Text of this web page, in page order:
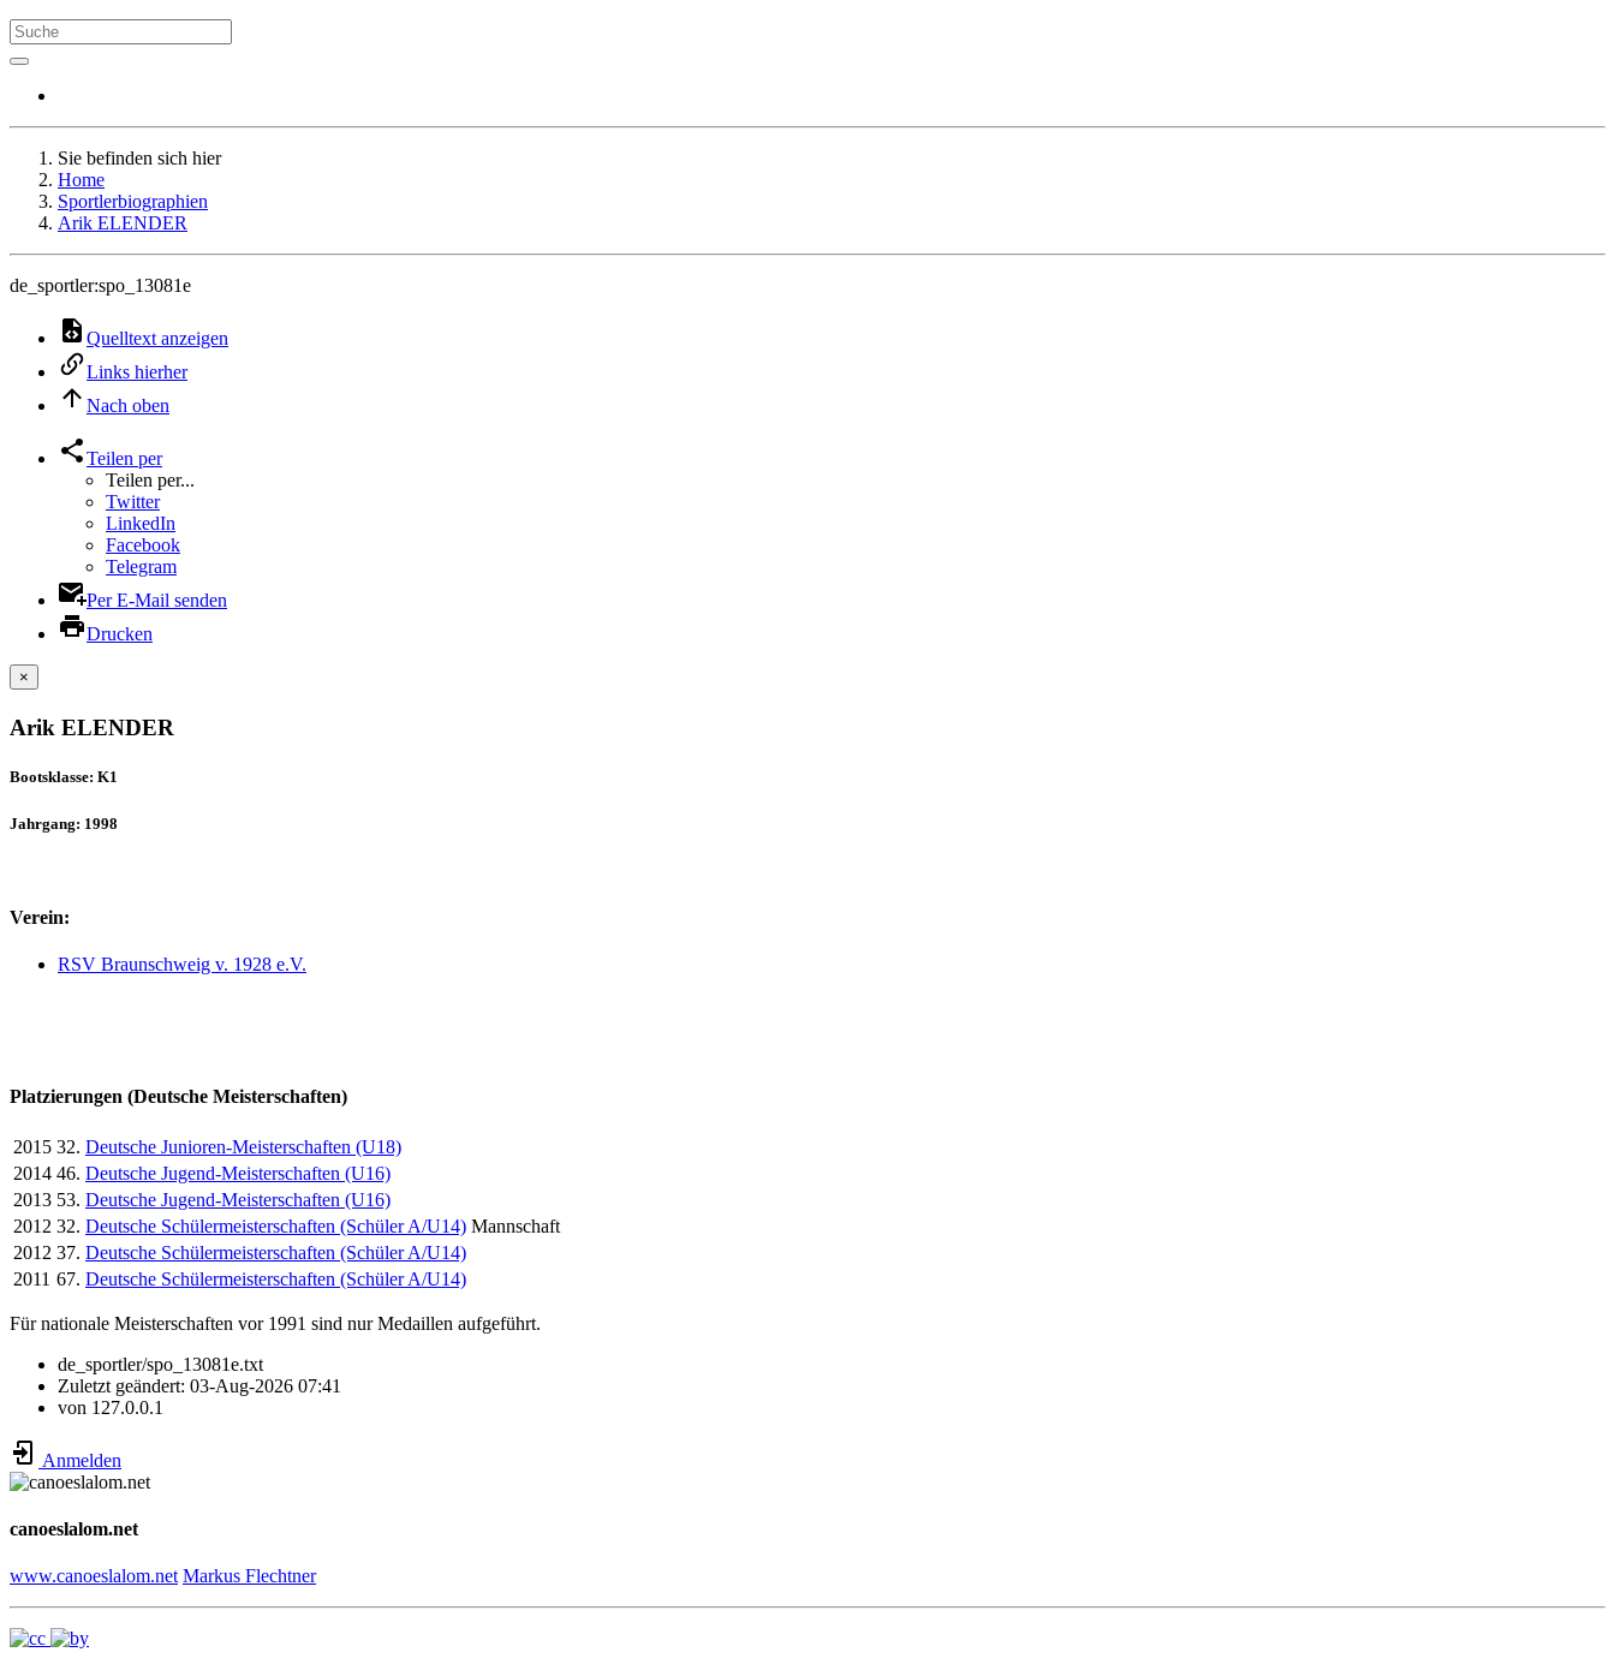
Sie befinden sich hier
Home
Sportlerbiographien
Arik ELENDER
de_sportler:spo_13081e
Quelltext anzeigen
Links hierher
Nach oben
Teilen per
Teilen per...
Twitter
LinkedIn
Facebook
Telegram
Per E-Mail senden
Drucken
×
Arik ELENDER
Bootsklasse: K1
Jahrgang: 1998
Verein:
RSV Braunschweig v. 1928 e.V.
Platzierungen (Deutsche Meisterschaften)
2015 32. Deutsche Junioren-Meisterschaften (U18)
2014 46. Deutsche Jugend-Meisterschaften (U16)
2013 53. Deutsche Jugend-Meisterschaften (U16)
2012 32. Deutsche Schülermeisterschaften (Schüler A/U14) Mannschaft
2012 37. Deutsche Schülermeisterschaften (Schüler A/U14)
2011 67. Deutsche Schülermeisterschaften (Schüler A/U14)
Für nationale Meisterschaften vor 1991 sind nur Medaillen aufgeführt.
de_sportler/spo_13081e.txt
Zuletzt geändert: 03-Aug-2026 07:41
von 127.0.0.1
Anmelden
canoeslalom.net
www.canoeslalom.net Markus Flechtner